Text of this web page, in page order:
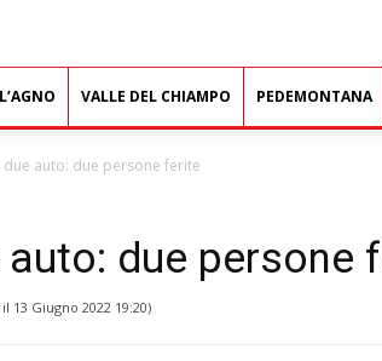
VALLE DEL CHIAMPO PEDEMONTANA
due auto: due persone ferite
due persone
13 Giugno 2022 19:20)